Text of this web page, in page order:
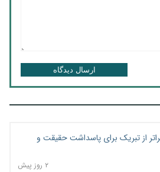
ارسال دیدگاه
از تبریک برای پاسداشت حقیقت و
۲ روز پیش